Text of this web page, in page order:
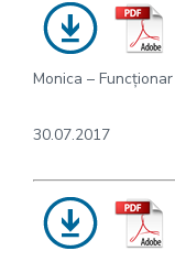
Monica –
30.07.2017